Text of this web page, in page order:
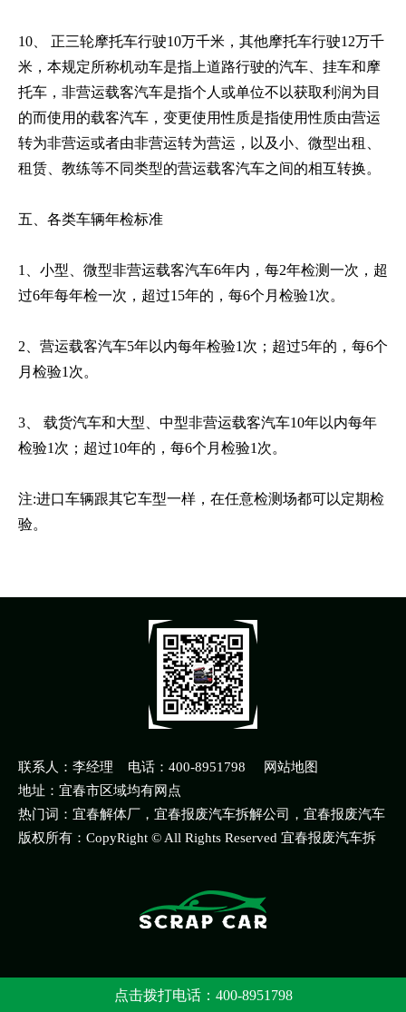
10、 正三轮摩托车行驶10万千米，其他摩托车行驶12万千
米，本规定所称机动车是指上道路行驶的汽车、挂车和摩
托车，非营运载客汽车是指个人或单位不以获取利润为目
的而使用的载客汽车，变更使用性质是指使用性质由营运
转为非营运或者由非营运转为营运，以及小、微型出租、
租赁、教练等不同类型的营运载客汽车之间的相互转换。
五、各类车辆年检标准
1、小型、微型非营运载客汽车6年内，每2年检测一次，超
过6年每年检一次，超过15年的，每6个月检验1次。
2、营运载客汽车5年以内每年检验1次；超过5年的，每6个
月检验1次。
3、 载货汽车和大型、中型非营运载客汽车10年以内每年
检验1次；超过10年的，每6个月检验1次。
注:进口车辆跟其它车型一样，在任意检测场都可以定期检
验。
联系人：李经理 电话：400-8951798
网站地图
地址：宜春市区域均有网点
热门词：宜春解体厂，宜春报废汽车拆解公司，宜春报废汽车
拆解公司电话多少
版权所有：CopyRight © All Rights Reserved 宜春报废汽车拆
点击拨打电话：400-8951798